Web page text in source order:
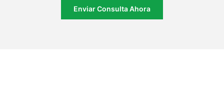
Enviar Consulta Ahora